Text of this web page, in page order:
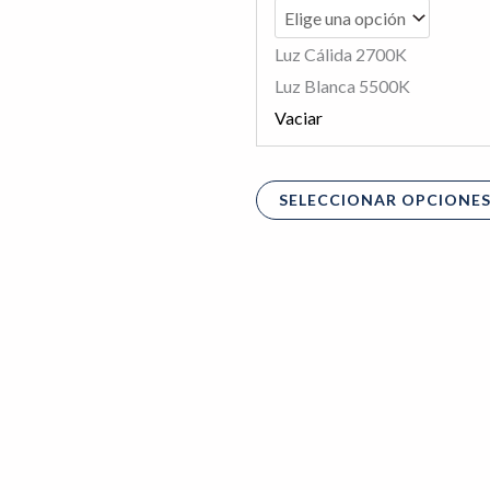
Luz Cálida 2700K
Luz Blanca 5500K
Vaciar
SELECCIONAR OPCIONES